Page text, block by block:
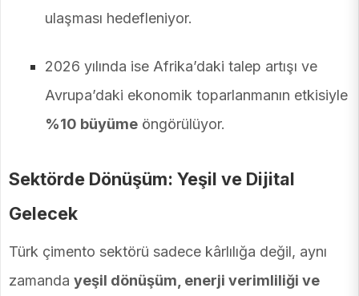
ulaşması hedefleniyor.
2026 yılında ise Afrika’daki talep artışı ve
Avrupa’daki ekonomik toparlanmanın etkisiyle
%10 büyüme öngörülüyor.
Sektörde Dönüşüm: Yeşil ve Dijital
Gelecek
Türk çimento sektörü sadece kârlılığa değil, aynı
zamanda yeşil dönüşüm, enerji verimliliği ve